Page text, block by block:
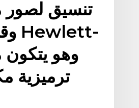
تنسيق لصور
ترميزية